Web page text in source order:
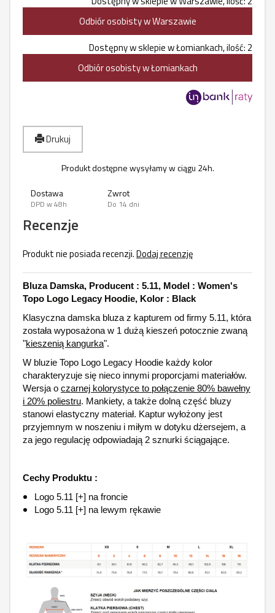
Odbiór osobisty w Warszawie
Dostępny w sklepie w Łomiankach, ilość: 2
Odbiór osobisty w Łomiankach
Drukuj
Produkt dostępne wysyłamy w ciągu 24h.
Dostawa
DPD w 48h
Zwrot
Do 14 dni
Recenzje
Produkt nie posiada recenzji.Dodaj recenzję
Bluza Damska, Producent : 5.11, Model : Women's
Topo Logo Legacy Hoodie, Kolor : Black
Klasyczna damska bluza z kapturem od firmy 5.11, która
została wyposażona w 1 dużą kieszeń potocznie zwaną
"kieszenią kangurka".
W bluzie Topo Logo Legacy Hoodie każdy kolor
charakteryzuje się nieco innymi proporcjami materiałów.
Wersja o czarnej kolorystyce to połączenie 80% bawełny
i 20% poliestru. Mankiety, a także dolną część bluzy
stanowi elastyczny materiał. Kaptur wyłożony jest
przyjemnym w noszeniu i miłym w dotyku dżersejem, a
za jego regulację odpowiadają 2 sznurki ściągające.
Cechy Produktu :
Logo 5.11 [+] na froncie
Logo 5.11 [+] na lewym rękawie